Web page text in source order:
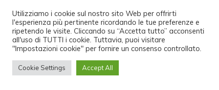
ud-2026/3380, e al botteghino del festival
presso il centro culturale Green Cave, via
Garibaldi 27, Monte Sant’Angelo (Fg).
Tutti gli altri eventi sono a ingresso libero
Handcrafted with in Bologna ·
PRIVACY POLICY COOKIES POLICY
TRASPARENZA
DICHIARAZIONE LEGGE N. 124/2017
Utilizziamo i cookie sul nostro sito Web per offrirti
l'esperienza più pertinente ricordando le tue preferenze e
ripetendo le visite. Cliccando su “Accetta tutto” acconsenti
all'uso di TUTTI i cookie. Tuttavia, puoi visitare
"Impostazioni cookie" per fornire un consenso controllato.
Cookie Settings Accept All